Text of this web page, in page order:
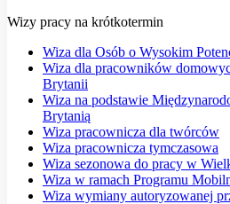
Wizy pracy na krótkotermin
Wiza dla Osób o Wysokim
Wiza dla pracowników
Brytanii
Wiza na podstawie
Brytanią
Wiza pracownicza dla twórców
Wiza pracownicza tymczasowa
Wiza sezonowa do pracy w
Wiza w ramach Programu
Wiza wymiany autoryzowanej